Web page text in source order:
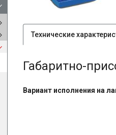
Технические
Габаритно-
Вариант исполнения на